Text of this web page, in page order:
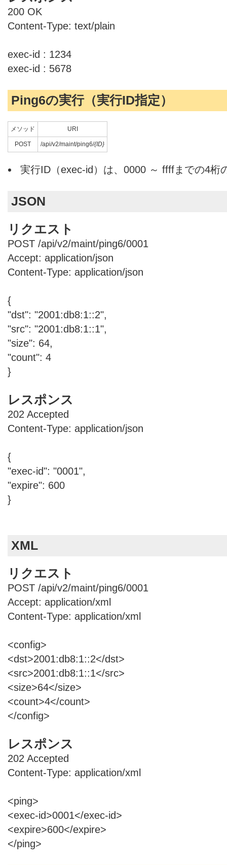
200 OK
Content-Type: text/plain
exec-id : 1234
exec-id : 5678
Ping6の実行（実行ID指定）
メソッド URI
POST /api/v2/maint/ping6/{ID}
実行ID（exec-id）は、0000 ～ ffffまでの4桁
JSON
リクエスト
POST /api/v2/maint/ping6/0001
Accept: application/json
Content-Type: application/json
{
"dst": "2001:db8:1::2",
"src": "2001:db8:1::1",
"size": 64,
"count": 4
}
レスポンス
202 Accepted
Content-Type: application/json
{
"exec-id": "0001",
"expire": 600
}
XML
リクエスト
POST /api/v2/maint/ping6/0001
Accept: application/xml
Content-Type: application/xml
<config>
<dst>2001:db8:1::2</dst>
<src>2001:db8:1::1</src>
<size>64</size>
<count>4</count>
</config>
レスポンス
202 Accepted
Content-Type: application/xml
<ping>
<exec-id>0001</exec-id>
<expire>600</expire>
</ping>